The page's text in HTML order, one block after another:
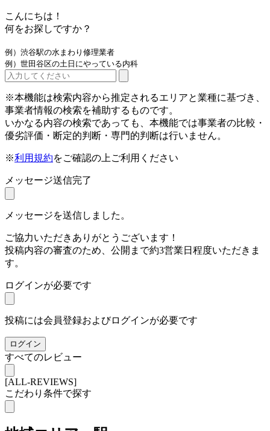
こんにちは！
何をお探しですか？
例）渋谷駅の水まわり修理業者
例）世田谷区の土日にやっている内科
※本機能は検索内容から推定されるエリアと業種に基づき、
事業者情報の検索を補助するものです。
いかなる内容の検索であっても、本機能では事業者の比較・
優劣評価・断定的判断・専門的判断は行いません。
※利用規約をご確認の上ご利用ください
メッセージ送信完了
メッセージを送信しました。
ご協力いただきありがとうございます！
投稿内容の審査のため、公開まで約3営業日程度いただきま
す。
ログインが必要です
投稿には会員登録およびログインが必要です
ログイン
すべてのレビュー
[ALL-REVIEWS]
こだわり条件で探す